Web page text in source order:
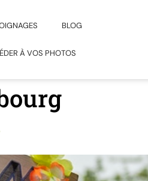
BLOG
À VOS PHOTOS